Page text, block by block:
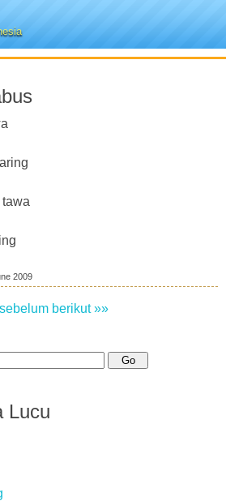
2009
berikut »»
Lucu